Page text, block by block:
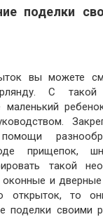
поделки
вы можете
С
прищепок,
такой
и
открыток, то
поделки